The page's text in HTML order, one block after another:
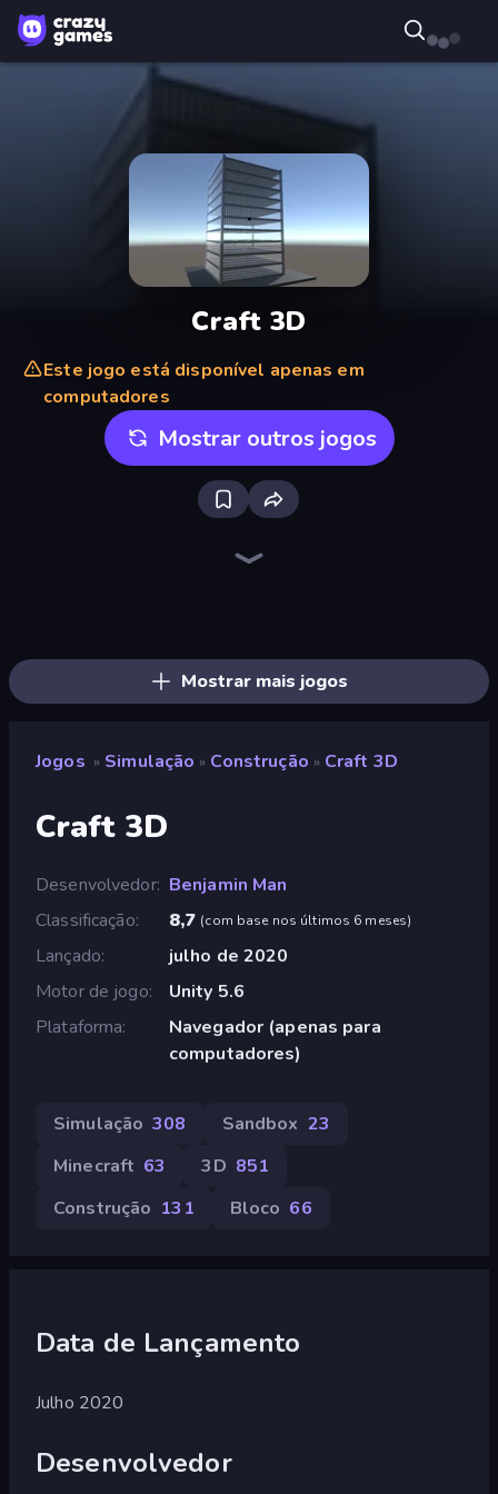
Craft 3D
Este jogo está disponível apenas em
computadores
Mostrar outros jogos
Mostrar mais jogos
Jogos » Simulação » Construção » Craft 3D
Craft 3D
Desenvolvedor Benjamin Man
Classificação
8,7 (com base nos últimos 6 meses)
Lançado
julho de 2020
Motor de jogo
Unity 5.6
Plataforma
Navegador (apenas para
computadores)
Simulação 308 Sandbox 23
Minecraft 63 3D 851
Construção 131 Bloco 66
Data de Lançamento
Julho 2020
Desenvolvedor